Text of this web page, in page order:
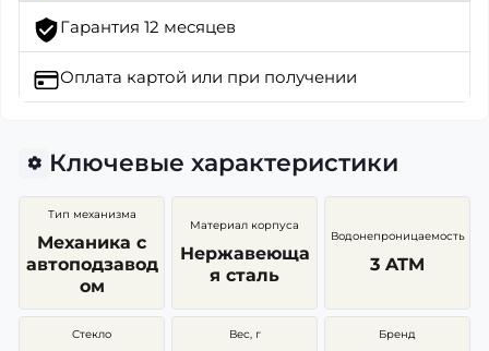
Гарантия 12 месяцев
Оплата картой или при получении
Ключевые характеристики
Тип механизма
Механика с
автоподзавод
ом
Материал корпуса
Нержавеюща
я сталь
Водонепроницаемость
3 ATM
Стекло Вес, г Бренд